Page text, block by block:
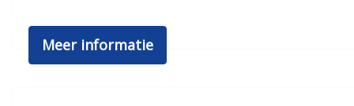
Geluidsisolerend glas
Hoofd airbag(s) achter
Meer informatie